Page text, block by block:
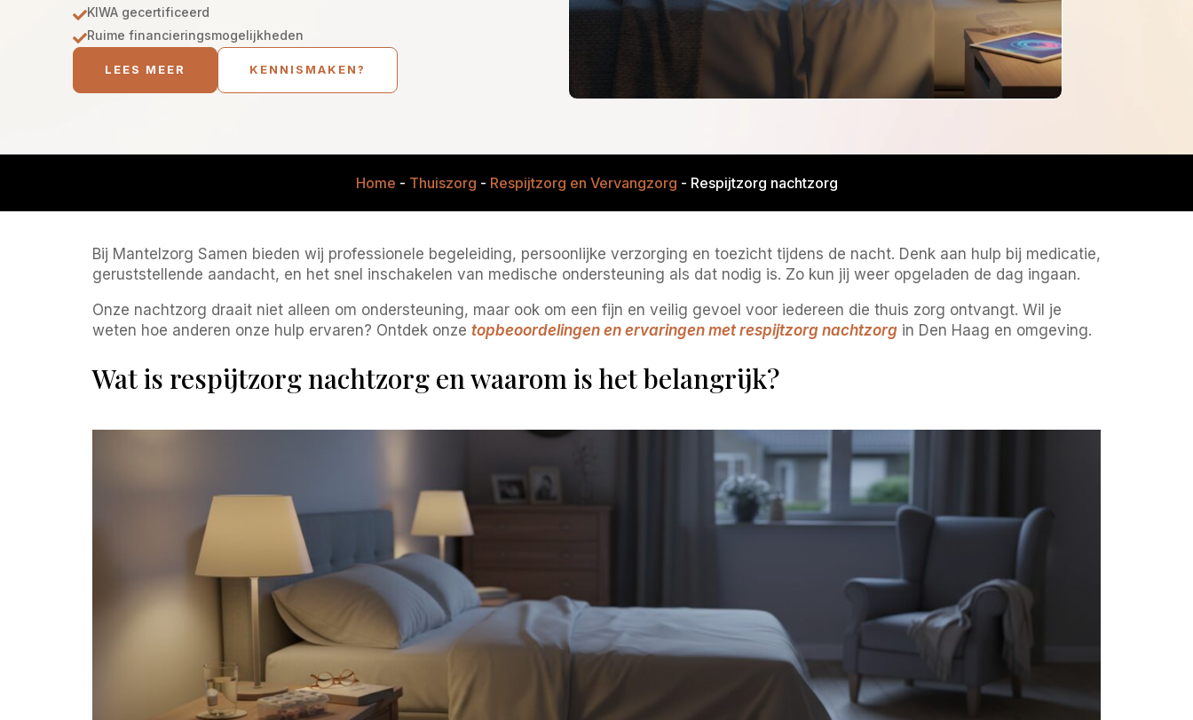
KIWA gecertificeerd
Ruime financieringsmogelijkheden
LEES MEER KENNISMAKEN?
Home - Thuiszorg - Respijtzorg en Vervangzorg - Respijtzorg nachtzorg
Bij Mantelzorg Samen bieden wij professionele begeleiding, persoonlijke verzorging en toezicht tijdens de nacht. Denk aan hulp bij medicatie,
geruststellende aandacht, en het snel inschakelen van medische ondersteuning als dat nodig is. Zo kun jij weer opgeladen de dag ingaan.
Onze nachtzorg draait niet alleen om ondersteuning, maar ook om een fijn en veilig gevoel voor iedereen die thuis zorg ontvangt. Wil je
weten hoe anderen onze hulp ervaren? Ontdek onze topbeoordelingen en ervaringen met respijtzorg nachtzorg in Den Haag en omgeving.
Wat is respijtzorg nachtzorg en waarom is het belangrijk?